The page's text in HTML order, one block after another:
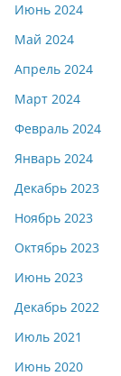
Июнь 2024
Май 2024
Апрель 2024
Март 2024
Февраль 2024
Январь 2024
Декабрь 2023
Ноябрь 2023
Октябрь 2023
Июнь 2023
Декабрь 2022
Июль 2021
Июнь 2020